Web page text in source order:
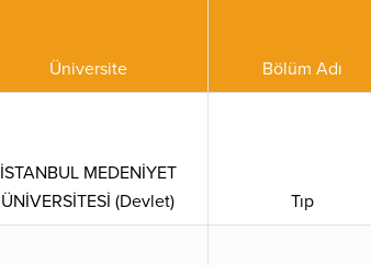
Üniversite Bölüm Adı
İSTANBUL MEDENİYET
ÜNİVERSİTESİ (Devlet)
Tıp